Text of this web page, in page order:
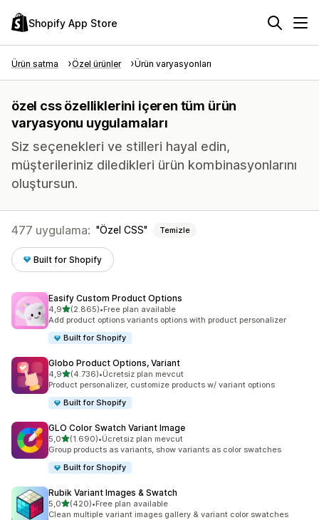
Shopify App Store
Ürün satma Özel ürünler Ürün varyasyonları
özel css özelliklerini içeren tüm ürün
varyasyonu uygulamaları
Siz seçenekleri ve stilleri hayal edin,
müşterileriniz diledikleri ürün kombinasyonlarını
oluştursun.
477 uygulama: Özel CSS Temizle
Built for Shopify
Easify Custom Product Options
4,95 yıldız üzerinden
(2.865)
toplam 2865 değerlendirme
•Free plan available
Add product options variants options with product personalizer
Built for Shopify
Globo Product Options, Variant
4,95 yıldız üzerinden
(4.736)
toplam 4736 değerlendirme
•Ücretsiz plan mevcut
Product personalizer, customize products w/ variant options
Built for Shopify
GLO Color Swatch Variant Image
5,05 yıldız üzerinden
(1.690)
toplam 1690 değerlendirme
•Ücretsiz plan mevcut
Group products as variants, show variants as color swatches
Built for Shopify
Rubik Variant Images & Swatch
5,05 yıldız üzerinden
(420)
toplam 420 değerlendirme
•Free plan available
Clean multiple variant images gallery & variant color swatches